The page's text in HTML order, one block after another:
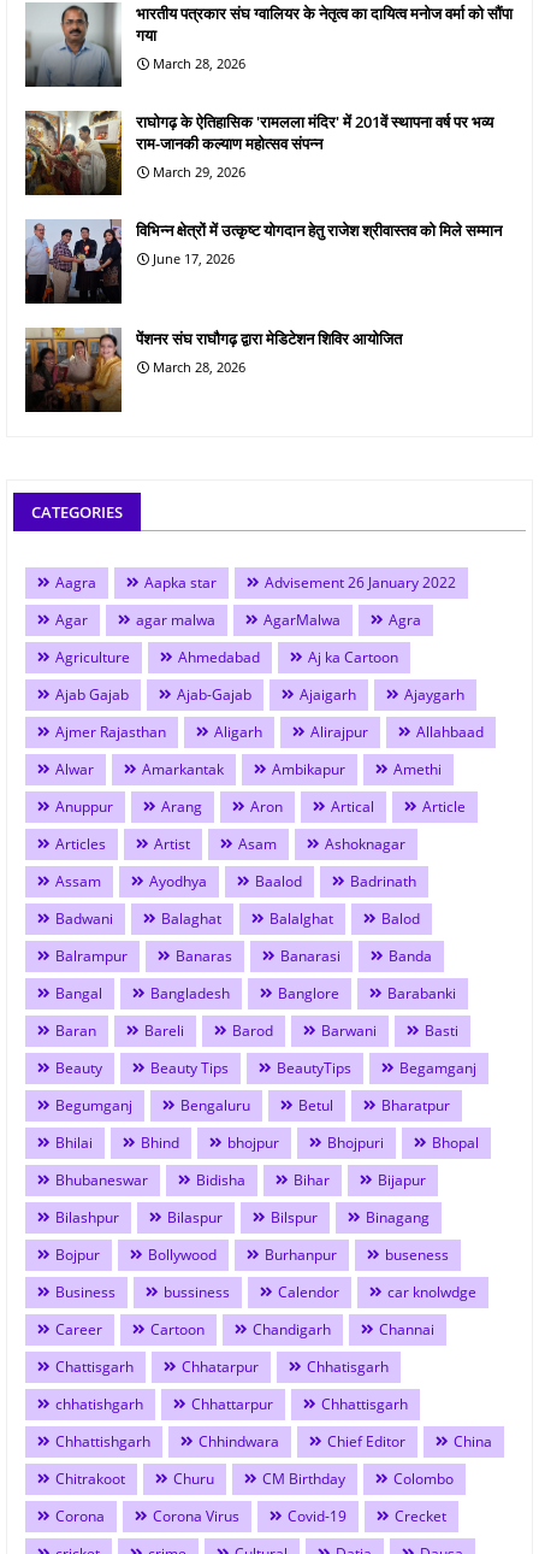
भारतीय पत्रकार संघ ग्वालियर के नेतृत्व का दायित्व मनोज वर्मा को सौंपा
गया
March 28, 2026
राघोगढ़ के ऐतिहासिक 'रामलला मंदिर' में 201वें स्थापना वर्ष पर भव्य
राम-जानकी कल्याण महोत्सव संपन्न
March 29, 2026
विभिन्न क्षेत्रों में उत्कृष्ट योगदान हेतु राजेश श्रीवास्तव को मिले सम्मान
June 17, 2026
पेंशनर संघ राघौगढ़ द्वारा मेडिटेशन शिविर आयोजित
March 28, 2026
CATEGORIES
Aagra Aapka star
Advisement 26 January 2022
Agar
agar malwa AgarMalwa
Agra
Agriculture
Ahmedabad
Aj ka Cartoon
Ajab Gajab
Ajab-Gajab Ajaigarh
Ajaygarh
Ajmer Rajasthan
Aligarh Alirajpur
Allahbaad
Alwar
Amarkantak Ambikapur
Amethi
Anuppur
Arang Aron Artical
Article
Articles
Artist Asam
Ashoknagar
Assam
Ayodhya Baalod
Badrinath
Badwani
Balaghat Balalghat
Balod
Balrampur
Banaras Banarasi
Banda
Bangal
Bangladesh Banglore
Barabanki
Baran
Bareli Barod Barwani
Basti
Beauty
Beauty Tips BeautyTips
Begamganj
Begumganj
Bengaluru Betul
Bharatpur
Bhilai
Bhind bhojpur Bhojpuri
Bhopal
Bhubaneswar
Bidisha Bihar
Bijapur
Bilashpur
Bilaspur Bilspur
Binagang
Bojpur
Bollywood Burhanpur
buseness
Business
bussiness Calendor
car knolwdge
Career
Cartoon Chandigarh
Channai
Chattisgarh
Chhatarpur
Chhatisgarh
chhatishgarh
Chhattarpur
Chhattisgarh
Chhattishgarh
Chhindwara Chief Editor
China
Chitrakoot
Churu CM Birthday
Colombo
Corona
Corona Virus Covid-19
Crecket